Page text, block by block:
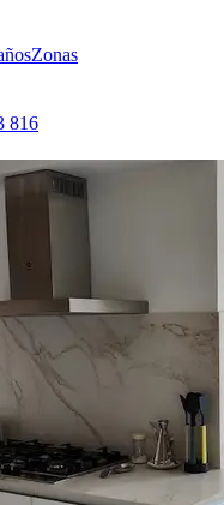
Zonas
816